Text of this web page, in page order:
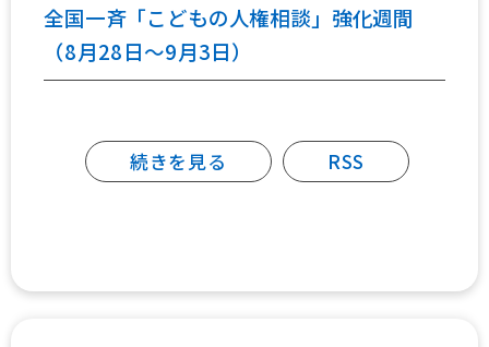
全国一斉「こどもの人権相談」強化週間
（8月28日～9月3日）
続きを見る RSS